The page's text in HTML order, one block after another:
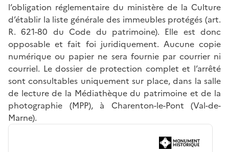
l’obligation réglementaire du ministère de la Culture
d’établir la liste générale des immeubles protégés (art.
R. 621-80 du Code du patrimoine). Elle est donc
opposable et fait foi juridiquement. Aucune copie
numérique ou papier ne sera fournie par courrier ni
courriel. Le dossier de protection complet et l’arrêté
sont consultables uniquement sur place, dans la salle
de lecture de la Médiathèque du patrimoine et de la
photographie (MPP), à Charenton-le-Pont (Val-de-
Marne).